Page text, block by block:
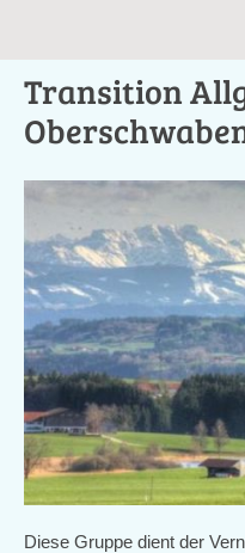
Transition
Diese Gruppe dient der